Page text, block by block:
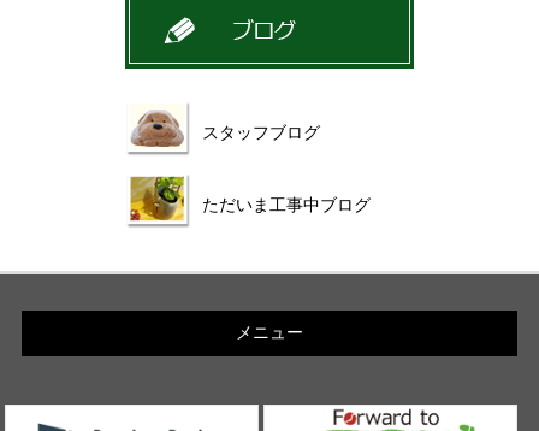
スタッフブログ
ただいま工事中ブログ
メニュー